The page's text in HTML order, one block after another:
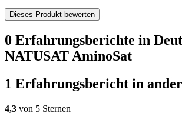
Dieses Produkt bewerten
0 Erfahrungsberichte in
NATUSAT AminoSat
1 Erfahrungsbericht in
4,3 von 5 Sternen